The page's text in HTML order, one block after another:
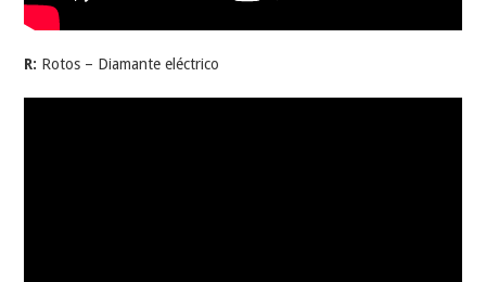
R: Rotos – Diamante eléctrico